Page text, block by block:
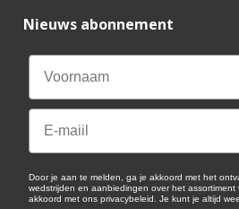
Nieuws abonnement
Email
Door je aan te melden, ga je akkoord met het
wedstrijden en aanbiedingen over het
akkoord met ons privacybeleid. Je kunt je altijd